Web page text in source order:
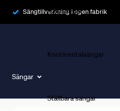
Sängtillverkning i egen fabrik
Sängar
Ramsängar
Kontinentalsängar
Ställbara sängar